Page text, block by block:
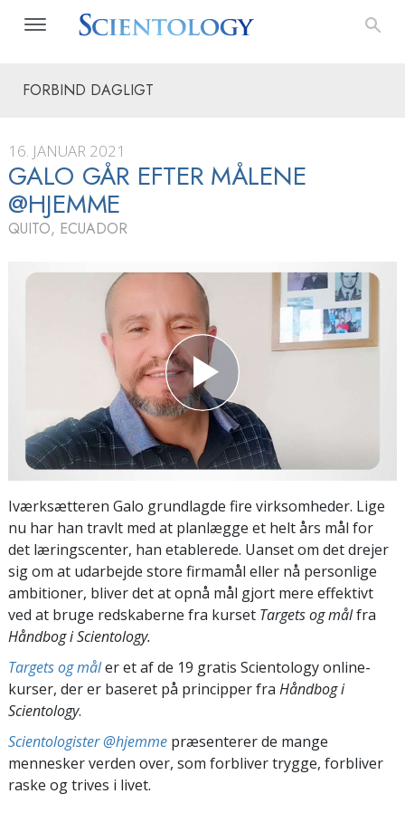
FORBIND DAGLIGT
16. JANUAR 2021
GALO GÅR EFTER MÅLENE
@HJEMME
QUITO, ECUADOR
Iværksætteren Galo grundlagde fire virksomheder. Lige
nu har han travlt med at planlægge et helt års mål for
det læringscenter, han etablerede. Uanset om det drejer
sig om at udarbejde store firmamål eller nå personlige
ambitioner, bliver det at opnå mål gjort mere effektivt
ved at bruge redskaberne fra kurset Targets og målfra
Håndbog i Scientology.
Targets og måler et af de 19 gratis Scientology online-
kurser, der er baseret på principper fra Håndbog i
Scientology.
Scientologister @hjemme præsenterer de mange
mennesker verden over, som forbliver trygge, forbliver
raske og trives i livet.